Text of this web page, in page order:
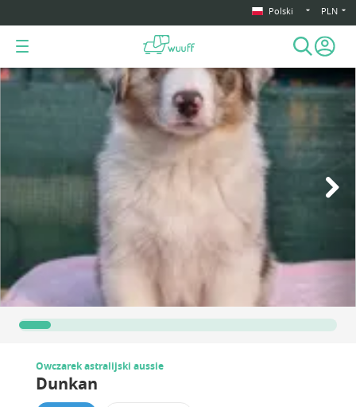
Polski PLN
Owczarek astralijski aussie
Dunkan